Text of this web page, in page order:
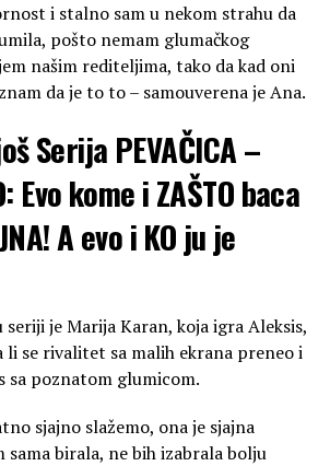
i stalno sam u nekom strahu da
pošto nemam glumačkog
našim rediteljima, tako da kad oni
da je to to – samouverena je Ana.
Serija PEVAČICA –
Evo kome i ZAŠTO baca
A evo i KO ju je
je Marija Karan, koja igra Aleksis,
li se rivalitet sa malih ekrana preneo i
sa poznatom glumicom.
sjajno slažemo, ona je sjajna
sama birala, ne bih izabrala bolju